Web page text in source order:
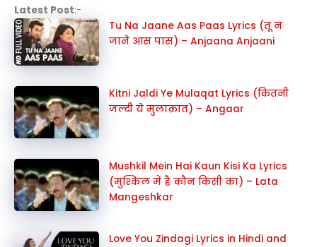
Latest Post:-
Tu Na Jaane Aas Paas Lyrics (तू न
जाने आस पास) – Anjaana Anjaani
Kitni Jaldi Ye Mulaqat Lyrics (कितनी
जल्दी ये मुलाक़ात) – Angaar
Mushkil Mein Hai Kaun Kisi Ka Lyrics
(मुश्किल में है कौन किसी का) – Lata
Mangeshkar
Love You Zindagi Lyrics in Hindi and